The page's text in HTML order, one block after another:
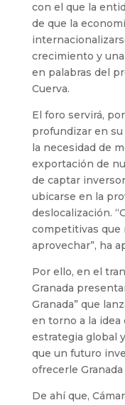
con el que la
de que la
crecimiento y
en palabras del
Cuerva.
El foro servirá,
profundizar en
la necesidad de
exportación de
de captar
ubicarse en la
deslocalización.
competitivas que
aprovechar”, ha
Por ello, en el
Granada
Granada” que
en torno a la idea
estrategia global
que un futuro
ofrecerle
De ahí que,